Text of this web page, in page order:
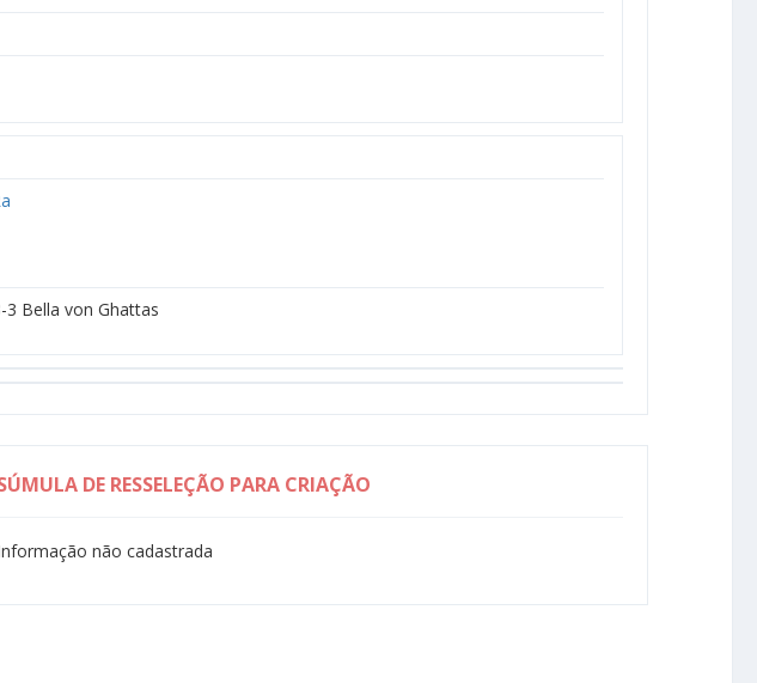
Bella von Ghattas
DE RESSELEÇÃO PARA CRIAÇÃO
não cadastrada